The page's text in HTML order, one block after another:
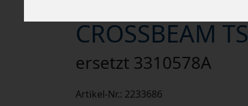
CROSSBEAM TS
ersetzt 3310578A
Artikel-Nr.: 2233686